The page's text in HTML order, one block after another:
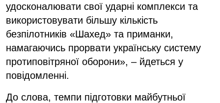
удосконалювати свої ударні комплекси та
використовувати більшу кількість
безпілотників «Шахед» та приманки,
намагаючись прорвати українську систему
протиповітряної оборони», – йдеться у
повідомленні.
До слова, темпи підготовки майбутньої